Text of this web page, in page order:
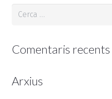
Cerca:
Comentaris recents
Arxius